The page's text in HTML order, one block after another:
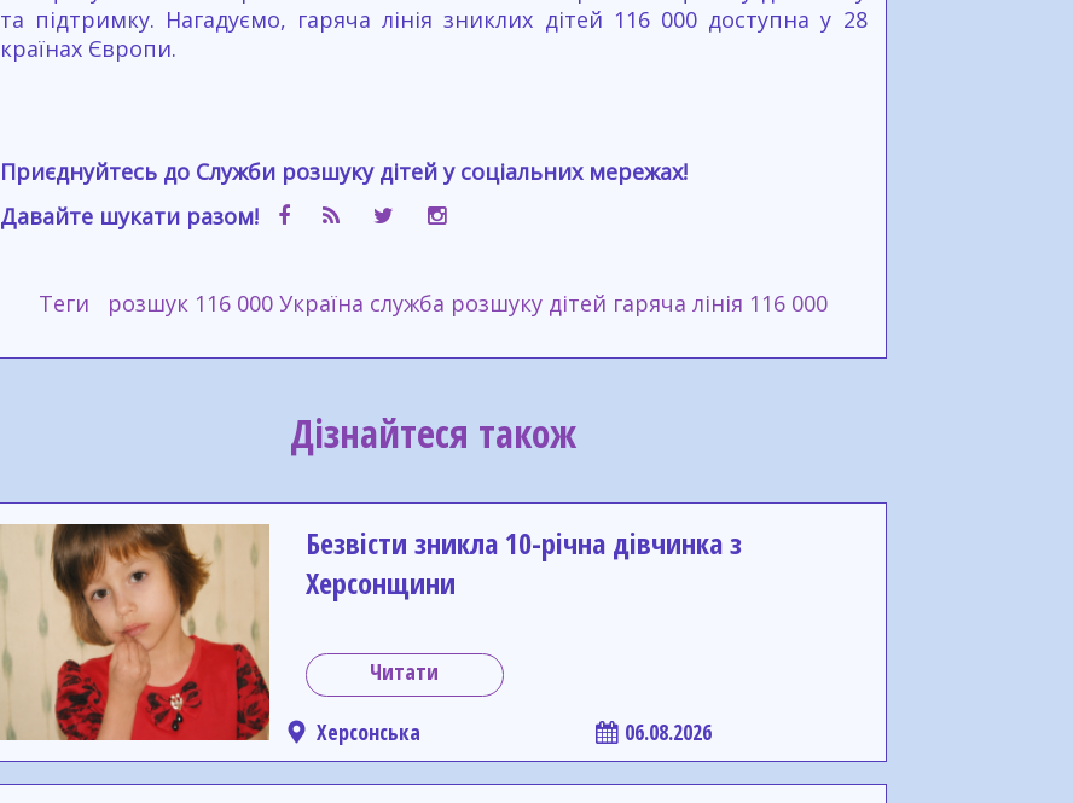
та підтримку. Нагадуємо, гаряча лінія зниклих дітей 116 000 доступна у 28
країнах Європи.
Приєднуйтесь до Служби розшуку дітей у соціальних мережах!
Давайте шукати разом!
Теги розшук 116 000 Україна служба розшуку дітей гаряча лінія 116 000
Дізнайтеся також
Безвісти зникла 10-річна дівчинка з
Херсонщини
Читати
Херсонська 06.08.2026